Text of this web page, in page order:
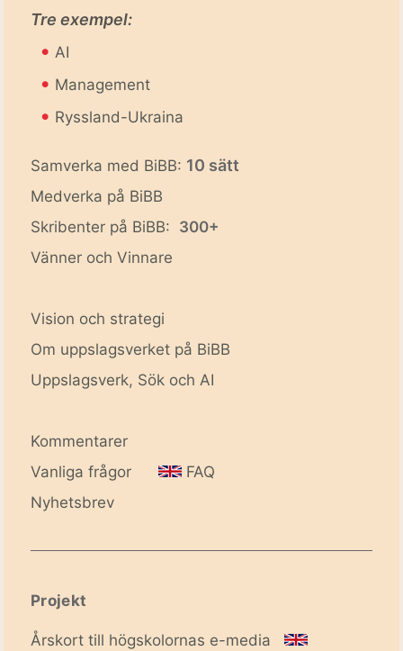
Tre exempel:
• AI
• Management
• Ryssland-Ukraina
Samverka med BiBB: 10 sätt
Medverka på BiBB
Skribenter på BiBB: 300+
Vänner och Vinnare
Vision och strategi
Om uppslagsverket på BiBB
Uppslagsverk, Sök och AI
Kommentarer
Vanliga frågor
FAQ
Nyhetsbrev
Projekt
Årskort till högskolornas e-media